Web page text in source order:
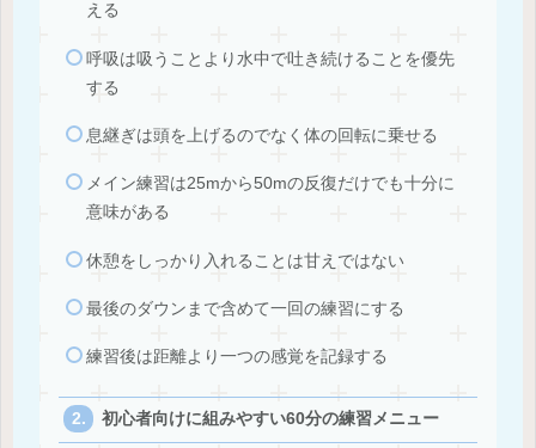
える
呼吸は吸うことより水中で吐き続けることを優先
する
息継ぎは頭を上げるのでなく体の回転に乗せる
メイン練習は25mから50mの反復だけでも十分に
意味がある
休憩をしっかり入れることは甘えではない
最後のダウンまで含めて一回の練習にする
練習後は距離より一つの感覚を記録する
初心者向けに組みやすい60分の練習メニュー